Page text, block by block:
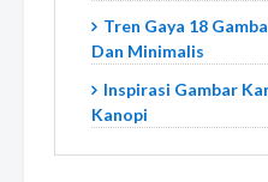
Tren Gaya 18
Dan Minimalis
Inspirasi Gambar
Kanopi